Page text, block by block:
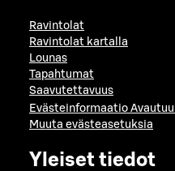
Ravintolat
Ravintolat kartalla
Lounas
Tapahtumat
Saavutettavuus
Evästeinformaatio
Muuta evästeasetuksia
Yleiset tiedot